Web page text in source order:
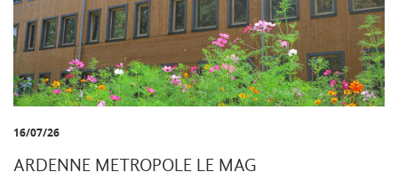
16/07/26
ARDENNE METROPOLE LE MAG